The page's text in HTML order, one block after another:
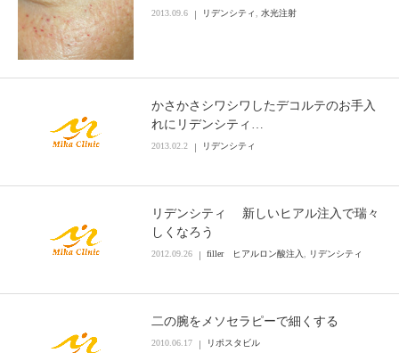
2013.09.6 リデンシティ, 水光注射
かさかさシワシワしたデコルテのお手入
れにリデンシティ…
2013.02.2 リデンシティ
リデンシティ 新しいヒアル注入で瑞々
しくなろう
2012.09.26 filler ヒアルロン酸注入 リデンシティ
二の腕をメソセラピーで細くする
2010.06.17 リポスタビル